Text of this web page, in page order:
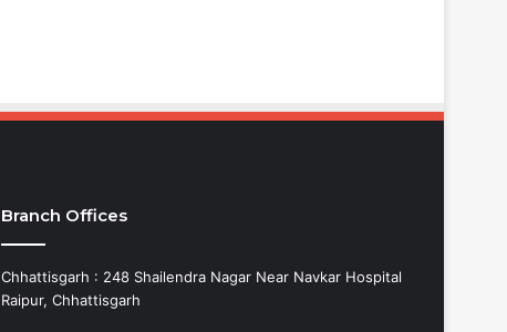
Branch Offices
Chhattisgarh : 248 Shailendra Nagar Near Navkar Hospital
Raipur, Chhattisgarh